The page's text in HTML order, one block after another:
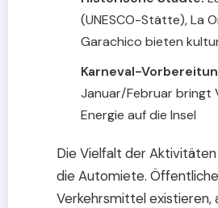
(UNESCO-Stätte), La
Garachico bieten
Karneval-
Januar/Februar bringt
Energie auf die Insel
Die Vielfalt der
die Automiete. Öffentliche
Verkehrsmittel existieren,